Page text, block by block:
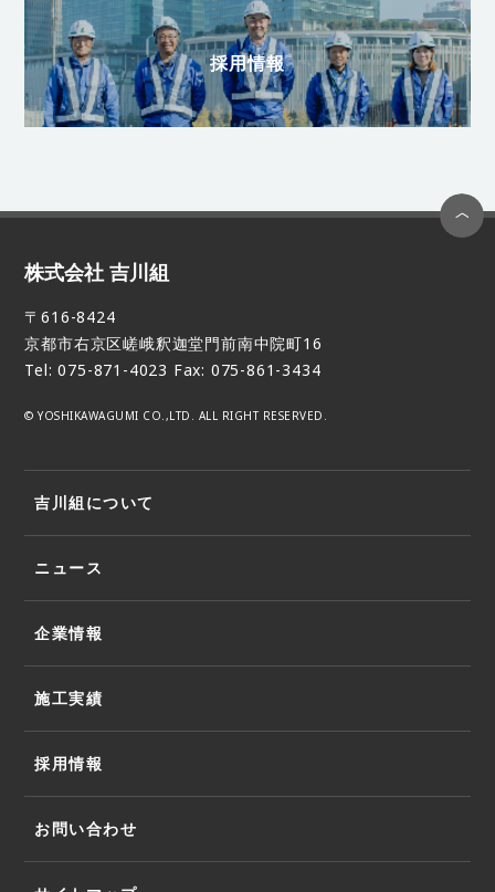
採用情報
株式会社 吉川組
〒616-8424
京都市右京区嵯峨釈迦堂門前南中院町16
Tel: 075-871-4023 Fax: 075-861-3434
© YOSHIKAWAGUMI CO.,LTD. ALL RIGHT RESERVED.
吉川組について
ニュース
企業情報
施工実績
採用情報
お問い合わせ